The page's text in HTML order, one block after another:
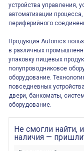
устройства управления,
автоматизации
периферийного
Продукция Autonics
в различных
упаковку пищевых
полупроводниковое
оборудование.
повседневных
двери, банкоматы,
оборудование.
Не смогли найти,
наличия —